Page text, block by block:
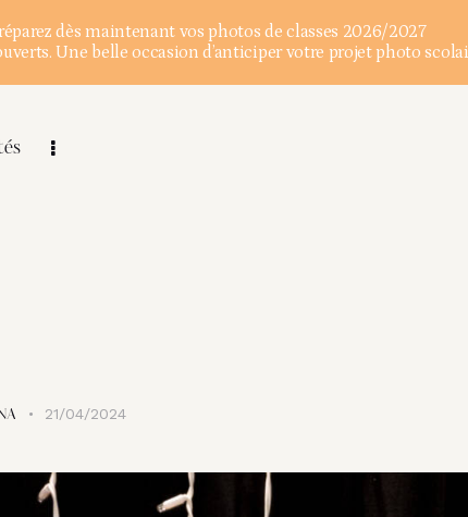
21/04/2024
dès maintenant vos photos de classes 2026/2027
Une belle occasion d’anticiper votre projet photo